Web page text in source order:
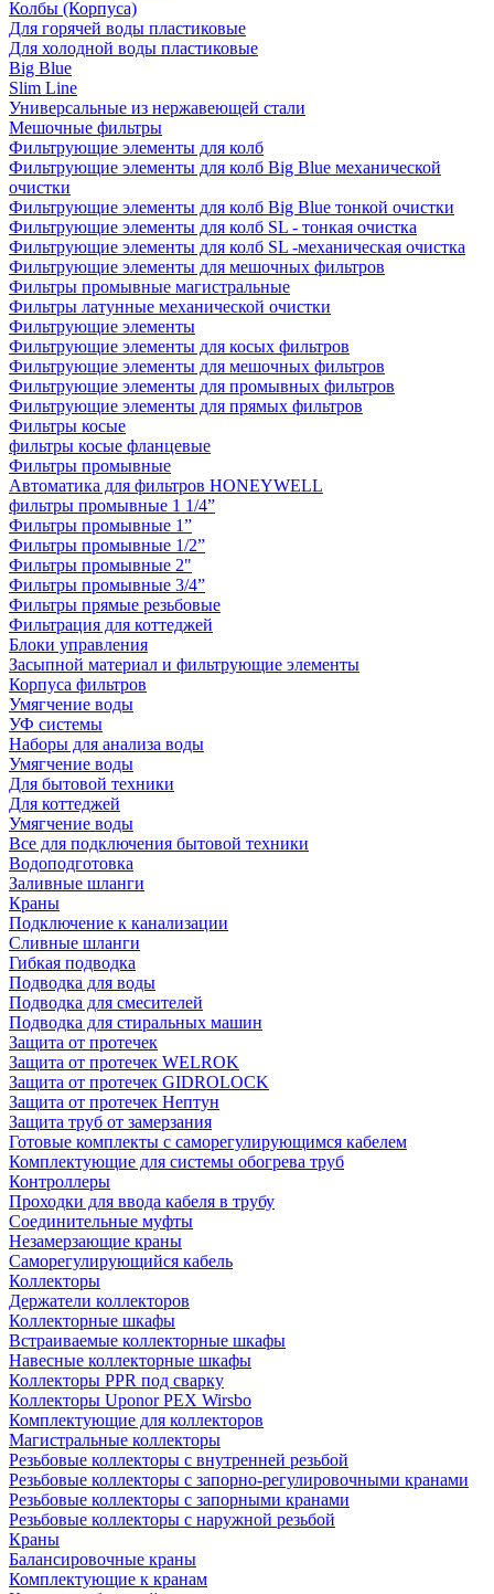
Колбы (Корпуса)
Для горячей воды пластиковые
Для холодной воды пластиковые
Big Blue
Slim Line
Универсальные из нержавеющей стали
Мешочные фильтры
Фильтрующие элементы для колб
Фильтрующие элементы для колб Big Blue механической
очистки
Фильтрующие элементы для колб Big Blue тонкой очистки
Фильтрующие элементы для колб SL - тонкая очистка
Фильтрующие элементы для колб SL -механическая очистка
Фильтрующие элементы для мешочных фильтров
Фильтры промывные магистральные
Фильтры латунные механической очистки
Фильтрующие элементы
Фильтрующие элементы для косых фильтров
Фильтрующие элементы для мешочных фильтров
Фильтрующие элементы для промывных фильтров
Фильтрующие элементы для прямых фильтров
Фильтры косые
фильтры косые фланцевые
Фильтры промывные
Автоматика для фильтров HONEYWELL
фильтры промывные 1 1/4”
Фильтры промывные 1”
Фильтры промывные 1/2”
Фильтры промывные 2"
Фильтры промывные 3/4”
Фильтры прямые резьбовые
Фильтрация для коттеджей
Блоки управления
Засыпной материал и фильтрующие элементы
Корпуса фильтров
Умягчение воды
УФ системы
Наборы для анализа воды
Умягчение воды
Для бытовой техники
Для коттеджей
Умягчение воды
Все для подключения бытовой техники
Водоподготовка
Заливные шланги
Краны
Подключение к канализации
Сливные шланги
Гибкая подводка
Подводка для воды
Подводка для смесителей
Подводка для стиральных машин
Защита от протечек
Защита от протечек WELROK
Защита от протечек GIDROLOCK
Защита от протечек Нептун
Защита труб от замерзания
Готовые комплекты с саморегулирующимся кабелем
Комплектующие для системы обогрева труб
Контроллеры
Проходки для ввода кабеля в трубу
Соединительные муфты
Незамерзающие краны
Саморегулирующийся кабель
Коллекторы
Держатели коллекторов
Коллекторные шкафы
Встраиваемые коллекторные шкафы
Навесные коллекторные шкафы
Коллекторы PPR под сварку
Коллекторы Uponor PEX Wirsbo
Комплектующие для коллекторов
Магистральные коллекторы
Резьбовые коллекторы с внутренней резьбой
Резьбовые коллекторы с запорно-регулировочными кранами
Резьбовые коллекторы с запорными кранами
Резьбовые коллекторы с наружной резьбой
Краны
Балансировочные краны
Комплектующие к кранам